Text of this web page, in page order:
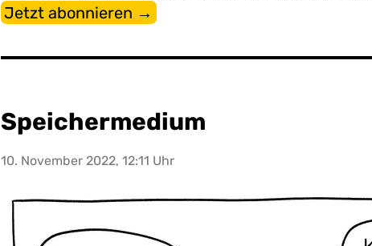
Jetzt abonnieren →
Speichermedium
10. November 2022, 12:11 Uhr